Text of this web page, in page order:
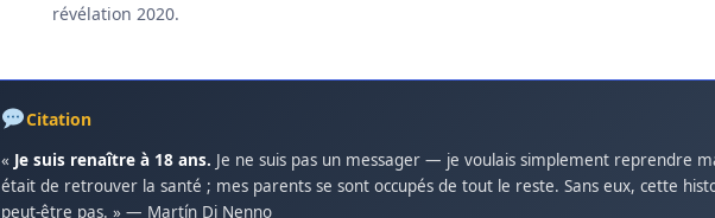
révélation 2020.
Citation
« Je suis renaître à 18 ans. Je ne suis pas un messager — je voulais simplement reprendre
était de retrouver la santé ; mes parents se sont occupés de tout le reste. Sans eux, cette
peut-être pas. » — Martín Di Nenno